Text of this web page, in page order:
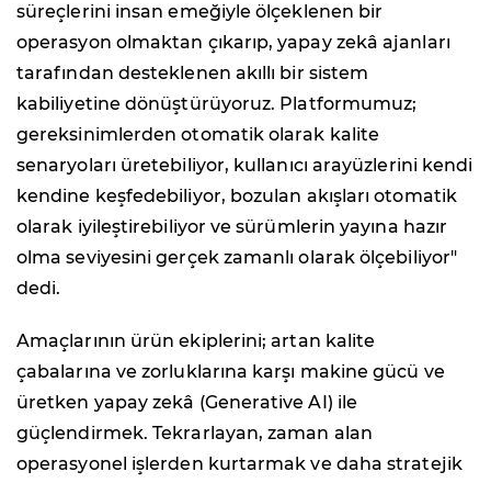
süreçlerini insan emeğiyle ölçeklenen bir
operasyon olmaktan çıkarıp, yapay zekâ ajanları
tarafından desteklenen akıllı bir sistem
kabiliyetine dönüştürüyoruz. Platformumuz;
gereksinimlerden otomatik olarak kalite
senaryoları üretebiliyor, kullanıcı arayüzlerini kendi
kendine keşfedebiliyor, bozulan akışları otomatik
olarak iyileştirebiliyor ve sürümlerin yayına hazır
olma seviyesini gerçek zamanlı olarak ölçebiliyor"
dedi.
Amaçlarının ürün ekiplerini; artan kalite
çabalarına ve zorluklarına karşı makine gücü ve
üretken yapay zekâ (Generative AI) ile
güçlendirmek. Tekrarlayan, zaman alan
operasyonel işlerden kurtarmak ve daha stratejik